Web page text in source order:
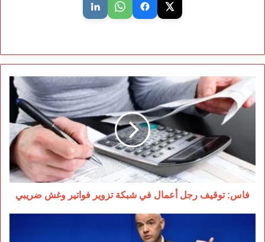
فاس:
توقيف
رجل
أعمال
شبكة
تزوير
فواتير
وغش
ضريبي
فاس: توقيف رجل أعمال في شبكة تزوير فواتير وغش ضريبي
الفيفا